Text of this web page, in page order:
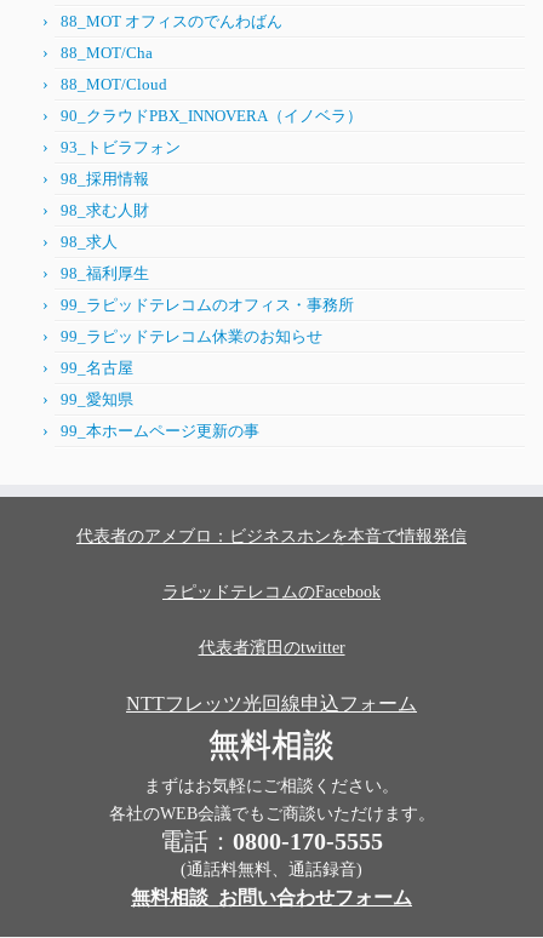
88_MOT オフィスのでんわばん
88_MOT/Cha
88_MOT/Cloud
90_クラウドPBX_INNOVERA（イノベラ）
93_トビラフォン
98_採用情報
98_求む人財
98_求人
98_福利厚生
99_ラピッドテレコムのオフィス・事務所
99_ラピッドテレコム休業のお知らせ
99_名古屋
99_愛知県
99_本ホームページ更新の事
代表者のアメブロ：ビジネスホンを本音で情報発信
ラピッドテレコムのFacebook
代表者濱田のtwitter
NTTフレッツ光回線申込フォーム
無料相談
まずはお気軽にご相談ください。
各社のWEB会議でもご商談いただけます。
電話： 0800-170-5555
(通話料無料、通話録音)
無料相談_お問い合わせフォーム